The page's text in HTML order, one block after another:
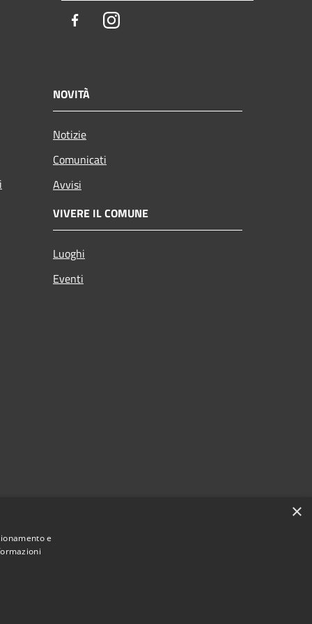
FacebookInstagram
NOVITÀ
Notizie
Comunicati
Avvisi
VIVERE IL COMUNE
Luoghi
Eventi
×
e